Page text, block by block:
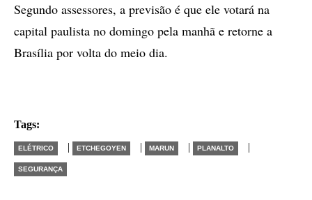
Segundo assessores, a previsão é que ele votará na
capital paulista no domingo pela manhã e retorne a
Brasília por volta do meio dia.
Tags:
ELÉTRICO | ETCHEGOYEN | MARUN | PLANALTO |
SEGURANÇA